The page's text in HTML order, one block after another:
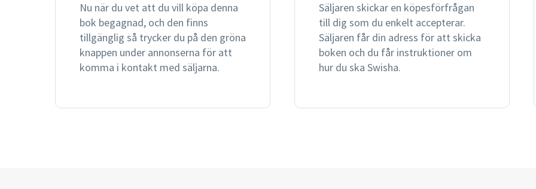
Nu när du vet att du vill köpa denna
bok begagnad, och den finns
tillgänglig så trycker du på den gröna
knappen under annonserna för att
komma i kontakt med säljarna.
Säljaren skickar en köpesförfrågan
till dig som du enkelt accepterar.
Säljaren får din adress för att skicka
boken och du får instruktioner om
hur du ska Swisha.